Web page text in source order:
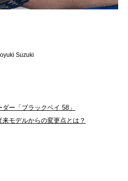
Suzuki
ー「ブラックベイ 58」
来モデルからの変更点とは？